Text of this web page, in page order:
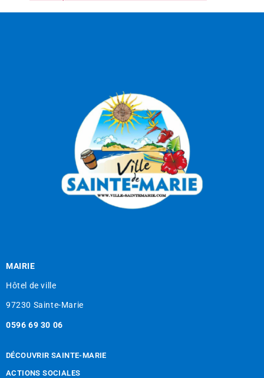
MAIRIE
Hôtel de ville
97230 Sainte-Marie
0596 69 30 06
DÉCOUVRIR SAINTE-MARIE
ACTIONS SOCIALES